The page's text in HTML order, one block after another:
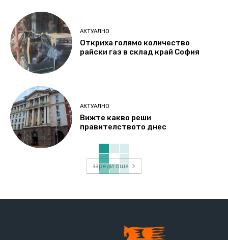
АКТУАЛНО
Откриха голямо количество
райски газ в склад край София
АКТУАЛНО
Вижте какво реши
правителството днес
зареди още